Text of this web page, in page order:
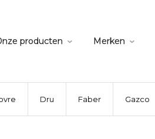
producten Merken
Dru Faber Gazco